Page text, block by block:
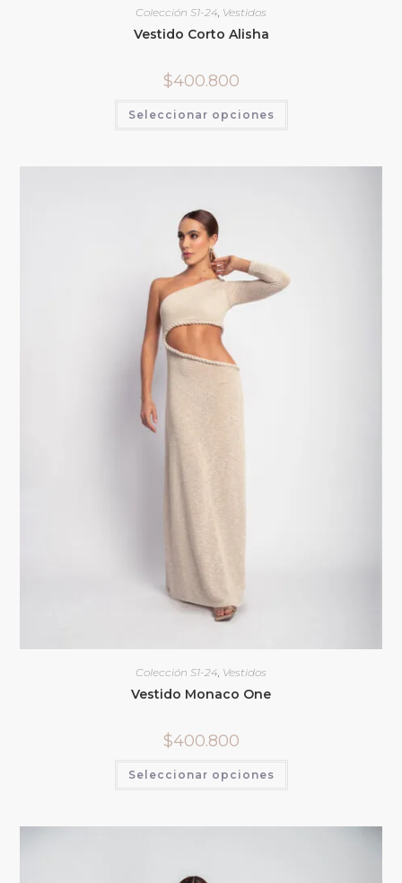
Colección S1-24 Vestidos
Vestido Corto Alisha
$400.800
Seleccionar opciones
Colección S1-24, Vestidos
Vestido Monaco One
$400.800
Seleccionar opciones